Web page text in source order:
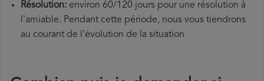
Résolution: environ 60/120 jours pour une résolution à
l'amiable. Pendant cette période, nous vous tiendrons
au courant de l'évolution de la situation